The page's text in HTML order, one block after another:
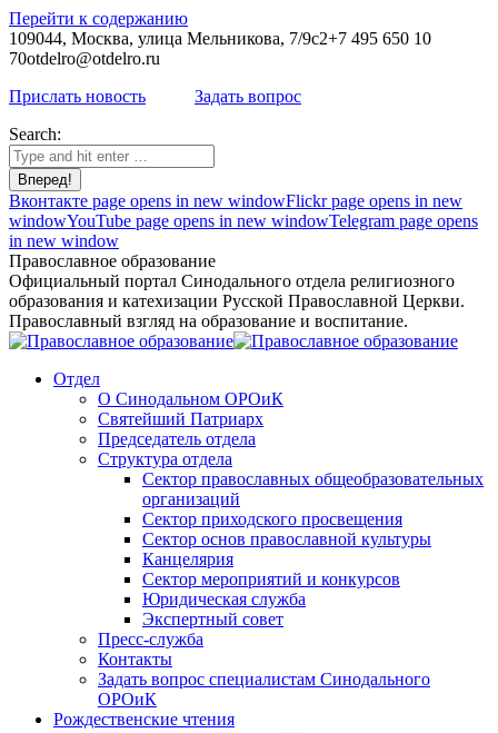
Перейти к содержанию
109044, Москва, улица Мельникова, 7/9с2+7 495 650 10
70otdelro@otdelro.ru
Прислать новость
Задать вопрос
Search:
Вконтакте page opens in new windowFlickr page opens in new
windowYouTube page opens in new windowTelegram page opens
in new window
Православное образование
Официальный портал Синодального отдела религиозного
образования и катехизации Русской Православной Церкви.
Православный взгляд на образование и воспитание.
Отдел
О Синодальном ОРОиК
Святейший Патриарх
Председатель отдела
Структура отдела
Сектор православных общеобразовательных
организаций
Сектор приходского просвещения
Сектор основ православной культуры
Канцелярия
Сектор мероприятий и конкурсов
Юридическая служба
Экспертный совет
Пресс-служба
Контакты
Задать вопрос специалистам Синодального
ОРОиК
Рождественские чтения